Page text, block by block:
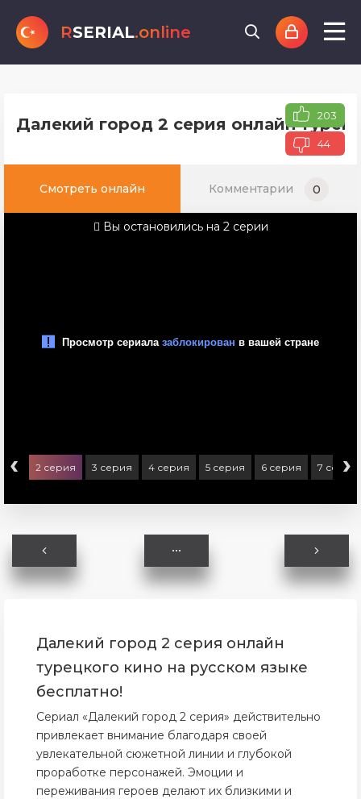
RSERIAL.online
Далекий город 2 серия онлайн 203
44
Смотреть онлайн Комментарии 0
Вы остановились на 2 серии
‹ 2 серия 3 серия 4 серия 5 серия 6 серия 7 серия
›
Далекий город 2 серия онлайн
турецкого кино на русском языке
бесплатно!
Сериал «Далекий город 2 серия» действительно
привлекает внимание благодаря своей
увлекательной сюжетной линии и глубокой
проработке персонажей. Эмоции и
переживания героев делают их близкими и